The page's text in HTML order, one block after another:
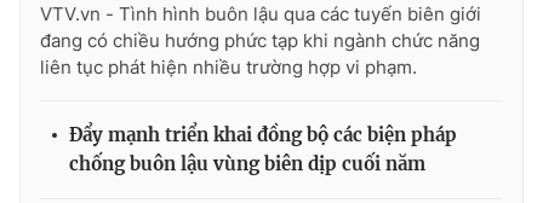
Giấy phép hoạt động báo in và báo điện tử số 483/GP-BTTTT
cấp ngày 29/12/2023
Phó Tổng Biên tập:
Nguyễn Thị Mỹ Hạnh, Phạm Quốc Thắng,
Nguyễn Trọng Ninh
Tổng đài VTV: 024.38 355 931 - 024.38 355 932
VTV.vn - Tình hình buôn lậu qua các tuyến biên giới
đang có chiều hướng phức tạp khi ngành chức năng
liên tục phát hiện nhiều trường hợp vi phạm.
Đẩy mạnh triển khai đồng bộ các biện pháp
chống buôn lậu vùng biên dịp cuối năm